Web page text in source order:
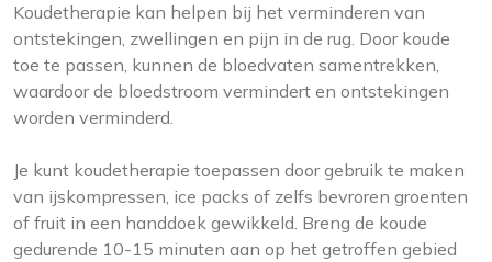
Koudetherapie kan helpen bij het verminderen van
ontstekingen, zwellingen en pijn in de rug. Door koude
toe te passen, kunnen de bloedvaten samentrekken,
waardoor de bloedstroom vermindert en ontstekingen
worden verminderd.
Je kunt koudetherapie toepassen door gebruik te maken
van ijskompressen, ice packs of zelfs bevroren groenten
of fruit in een handdoek gewikkeld. Breng de koude
gedurende 10-15 minuten aan op het getroffen gebied